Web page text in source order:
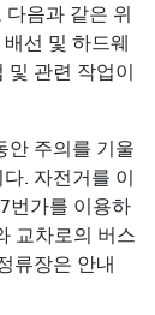
음과 같은 위
선 및 하드웨
관련 작업이
안 주의를 기울
. 자전거를 이
번가를 이용하
교차로의 버스
류장은 안내